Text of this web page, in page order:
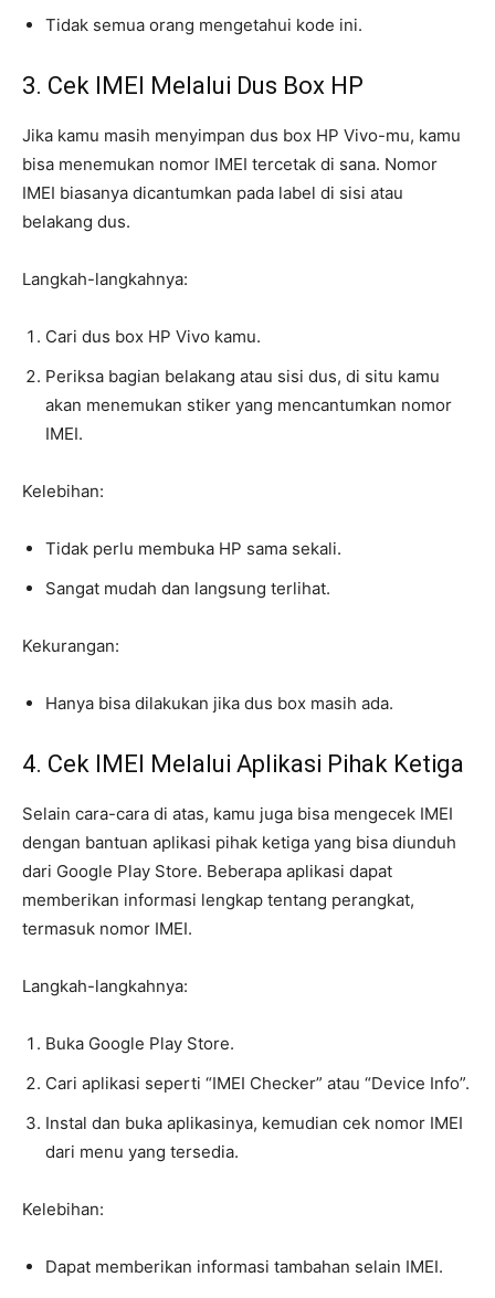
Tidak semua orang mengetahui kode ini.
3. Cek IMEI Melalui Dus Box HP
Jika kamu masih menyimpan dus box HP Vivo-mu, kamu
bisa menemukan nomor IMEI tercetak di sana. Nomor
IMEI biasanya dicantumkan pada label di sisi atau
belakang dus.
Langkah-langkahnya:
Cari dus box HP Vivo kamu.
Periksa bagian belakang atau sisi dus, di situ kamu
akan menemukan stiker yang mencantumkan nomor
IMEI.
Kelebihan:
Tidak perlu membuka HP sama sekali.
Sangat mudah dan langsung terlihat.
Kekurangan:
Hanya bisa dilakukan jika dus box masih ada.
4. Cek IMEI Melalui Aplikasi Pihak Ketiga
Selain cara-cara di atas, kamu juga bisa mengecek IMEI
dengan bantuan aplikasi pihak ketiga yang bisa diunduh
dari Google Play Store. Beberapa aplikasi dapat
memberikan informasi lengkap tentang perangkat,
termasuk nomor IMEI.
Langkah-langkahnya:
Buka Google Play Store.
Cari aplikasi seperti “IMEI Checker” atau “Device Info”.
Instal dan buka aplikasinya, kemudian cek nomor IMEI
dari menu yang tersedia.
Kelebihan:
Dapat memberikan informasi tambahan selain IMEI.